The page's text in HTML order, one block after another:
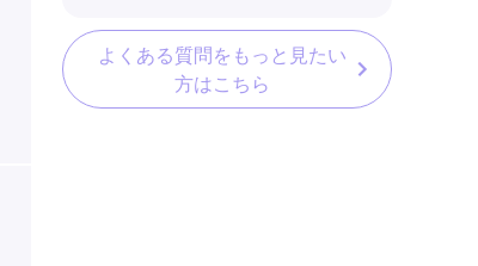
よくある質問をもっと見たい
方はこちら